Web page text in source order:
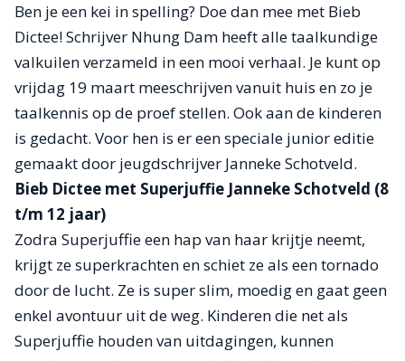
Ben je een kei in spelling? Doe dan mee met Bieb
Dictee! Schrijver Nhung Dam heeft alle taalkundige
valkuilen verzameld in een mooi verhaal. Je kunt op
vrijdag 19 maart meeschrijven vanuit huis en zo je
taalkennis op de proef stellen. Ook aan de kinderen
is gedacht. Voor hen is er een speciale junior editie
gemaakt door jeugdschrijver Janneke Schotveld.
Bieb Dictee met Superjuffie Janneke Schotveld (8
t/m 12 jaar)
Zodra Superjuffie een hap van haar krijtje neemt,
krijgt ze superkrachten en schiet ze als een tornado
door de lucht. Ze is super slim, moedig en gaat geen
enkel avontuur uit de weg. Kinderen die net als
Superjuffie houden van uitdagingen, kunnen